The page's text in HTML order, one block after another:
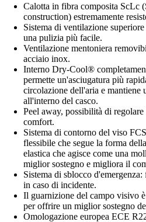
Calotta in fibra composita ScLc
construction) estremamente
Sistema di ventilazione
una pulizia più facile.
Ventilazione mentoniera
acciaio inox.
Interno Dry-Cool®
permette un'asciugatura più
circolazione dell'aria e mantiene
all'interno del casco.
Peel away, possibilità di
comfort.
Sistema di contorno del viso
flessibile che segue la forma
elastica che agisce come una
miglior sostegno e migliora il
Sistema di sblocco
in caso di incidente.
Il guarnizione del campo visivo
per offrire un miglior sostegno
Omologazione europea ECE